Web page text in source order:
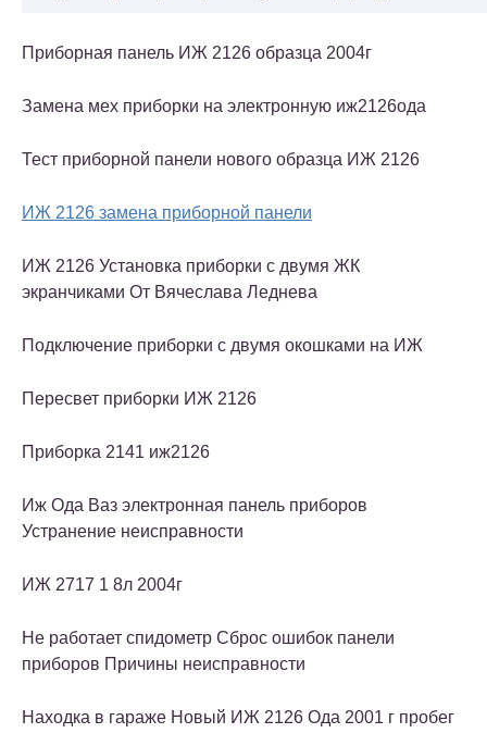
Приборная панель ИЖ 2126 образца 2004г
Замена мех приборки на электронную иж2126ода
Тест приборной панели нового образца ИЖ 2126
ИЖ 2126 замена приборной панели
ИЖ 2126 Установка приборки с двумя ЖК
экранчиками От Вячеслава Леднева
Подключение приборки с двумя окошками на ИЖ
Пересвет приборки ИЖ 2126
Приборка 2141 иж2126
Иж Ода Ваз электронная панель приборов
Устранение неисправности
ИЖ 2717 1 8л 2004г
Не работает спидометр Сброс ошибок панели
приборов Причины неисправности
Находка в гараже Новый ИЖ 2126 Ода 2001 г пробег